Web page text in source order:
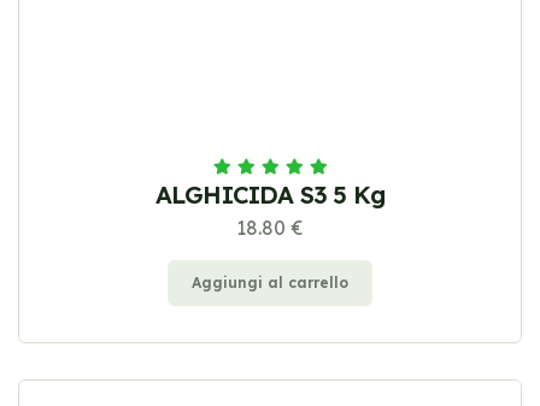
ALGHICIDA S3 5 Kg
18.80 €
Aggiungi al carrello